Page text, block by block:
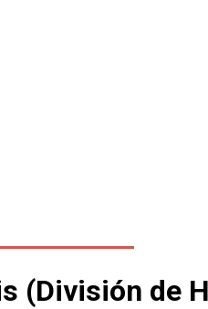
(División de